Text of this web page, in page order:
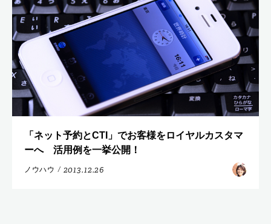
「ネット予約とCTI」でお客様をロイヤルカスタマ
ーへ 活用例を一挙公開！
ノウハウ / 2013.12.26